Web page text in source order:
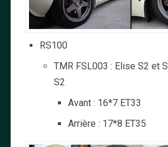
RS100
TMR FSL003 : Elise S2 et
S2
Avant : 16*7 ET33
Arrière : 17*8 ET35